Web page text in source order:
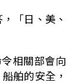
「日、美、
相關部會向
舶的安全，